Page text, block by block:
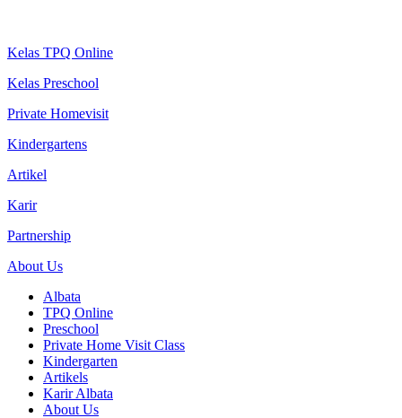
Kelas TPQ Online
Kelas Preschool
Private Homevisit
Kindergartens
Artikel
Karir
Partnership
About Us
Albata
TPQ Online
Preschool
Private Home Visit Class
Kindergarten
Artikels
Karir Albata
About Us